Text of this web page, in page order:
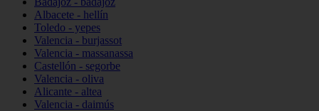
Albacete - hellín
Toledo - yepes
Valencia - burjassot
Valencia - massanassa
Castellón - segorbe
Valencia - oliva
Alicante - altea
Valencia - daimús